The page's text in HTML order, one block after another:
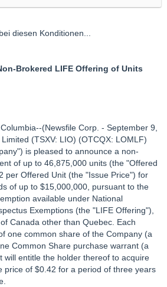
- für das Durchhalten.
diesen Konditionen...
Brokered LIFE Offering of Units
(Newsfile Corp. - September 9,
(TSXV: LIO) (OTCQX: LOMLF)
is pleased to announce a non-
of up to 46,875,000 units (the "Offered
per Offered Unit (the "Issue Price") for
of up to $15,000,000, pursuant to the
available under National
Exemptions (the "LIFE Offering"),
Canada other than Quebec. Each
one common share of the Company (a
Common Share purchase warrant (a
will entitle the holder thereof to acquire
price of $0.42 for a period of three years